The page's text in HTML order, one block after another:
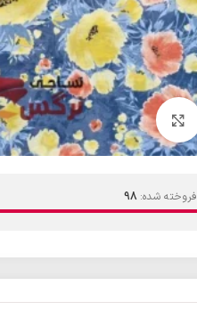
بزرگنمایی تصویر
فروخته شده: 98